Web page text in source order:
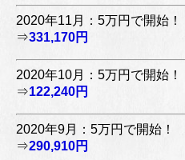
2020年11月：5万円で開始！
⇒331,170円
2020年10月：5万円で開始！
⇒122,240円
2020年9月：5万円で開始！
⇒290,910円